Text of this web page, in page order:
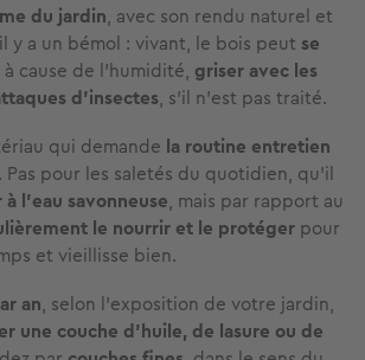
du jardin, avec son rendu naturel et
y a un bémol : vivant, le bois peut se
à cause de l’humidité, griser avec les
d’insectes, s’il n’est pas traité.
qui demande la routine entretien
. Pas pour les saletés du quotidien, qu’il
l’eau savonneuse, mais par rapport au
le nourrir et le protéger pour
et vieillisse bien.
an, selon l’exposition de votre jardin,
une couche d’huile, de lasure ou de